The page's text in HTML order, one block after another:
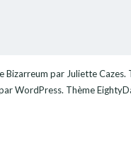
Bizarreum par Juliette Cazes.
WordPress. Thème